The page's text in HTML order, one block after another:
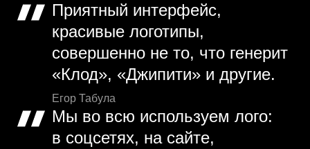
Приятный интерфейс,
красивые логотипы,
совершенно не то, что генерит
«Клод», «Джипити» и другие.
Егор Табула
Мы во всю используем лого:
в соцсетях, на сайте,